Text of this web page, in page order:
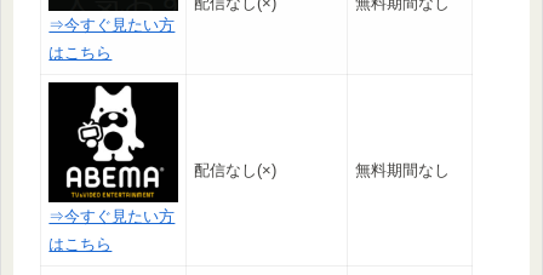
⇒今すぐ見たい方
はこちら
⇒今すぐ見たい方
はこちら
配信なし(×) 無料期間なし